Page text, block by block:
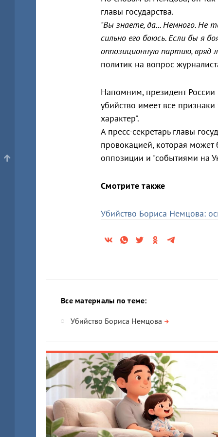
главы государства.
"Вы знаете, да... Немного. Не
сильно его боюсь. Если бы я
оппозиционную партию, вряд
политик на вопрос
Напомним, президент
убийство имеет все
характер".
А пресс-секретарь главы
провокацией, которая
оппозиции и "событиями на
Смотрите также
Убийство Бориса Немцова:
Все материалы по теме:
Убийство Бориса Немцова